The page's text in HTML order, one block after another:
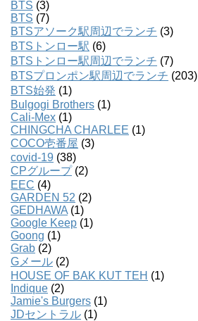
BTS (3)
BTS (7)
BTSアソーク駅周辺でランチ (3)
BTSトンロー駅 (6)
BTSトンロー駅周辺でランチ (7)
BTSプロンポン駅周辺でランチ (203)
BTS始発 (1)
Bulgogi Brothers (1)
Cali-Mex (1)
CHINGCHA CHARLEE (1)
COCO壱番屋 (3)
covid-19 (38)
CPグループ(2)
EEC (4)
GARDEN 52 (2)
GEDHAWA (1)
Google Keep (1)
Goong (1)
Grab (2)
Gメール (2)
HOUSE OF BAK KUT TEH (1)
Indique (2)
Jamie's Burgers (1)
JDセントラル (1)